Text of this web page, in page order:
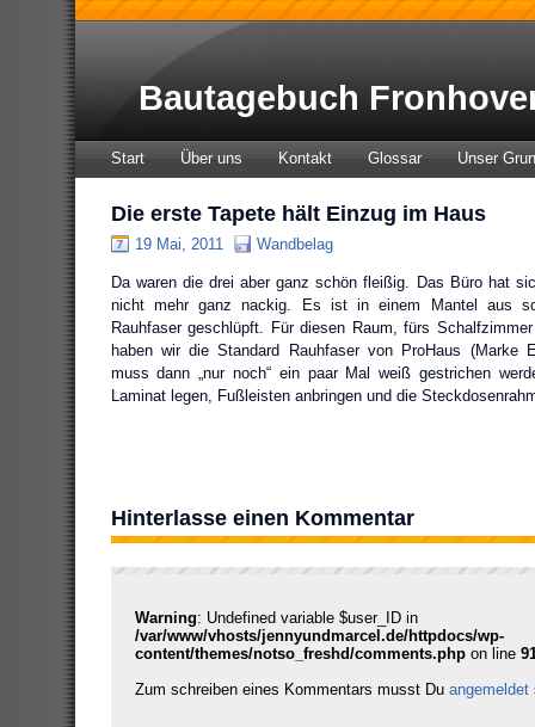
Bautagebuch
Start Über uns Kontakt Glossar Unser
Die erste Tapete hält Einzug im Haus
19 Mai, 2011 Wandbelag
Da waren die drei aber ganz schön fleißig. Das Büro hat
nicht mehr ganz nackig. Es ist in einem Mantel aus
Rauhfaser geschlüpft. Für diesen Raum, fürs
haben wir die Standard Rauhfaser von ProHaus (Marke
muss dann „nur noch“ ein paar Mal weiß gestrichen
Laminat legen, Fußleisten anbringen und die
Hinterlasse einen Kommentar
Warning: Undefined variable $user_ID in
/var/www/vhosts/jennyundmarcel.de/httpdocs/wp-
content/themes/notso_freshd/comments.phpon line
Zum schreiben eines Kommentars musst Du angemeldet